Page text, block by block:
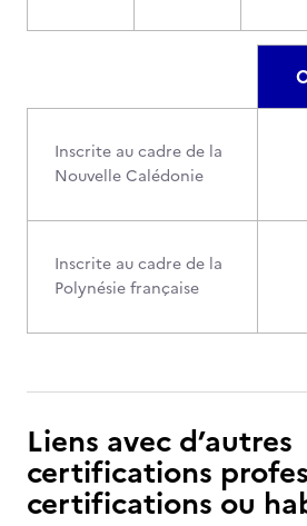
Inscrite au cadre de la
Nouvelle Calédonie
Inscrite au cadre de la
Polynésie française
Liens avec d’autres
certifications
certifications ou